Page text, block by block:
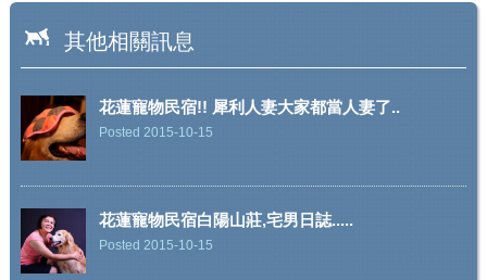
其他相關訊息
花蓮寵物民宿!! 犀利人妻大家都當人妻了..
Posted 2015-10-15
花蓮寵物民宿白陽山莊,宅男日誌.....
Posted 2015-10-15